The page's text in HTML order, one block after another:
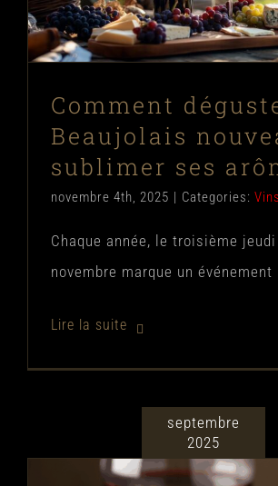
Vins
Comment
Beaujolais
sublimer ses
novembre 4th, 2025 | Categories: Vins
Chaque année, le troisième jeudi
novembre marque un événement
septembre
2025